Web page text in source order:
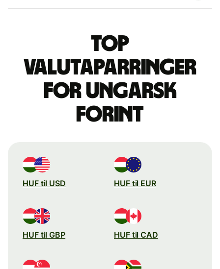
Top
valutaparringer
for ungarsk
forint
HUF til USD HUF til EUR
HUF til GBP HUF til CAD